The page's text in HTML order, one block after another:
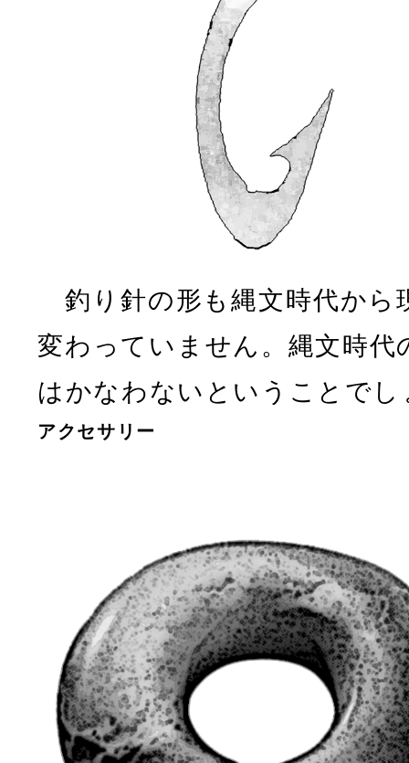
釣り針の形も縄文時代から
変わっていません。縄文時
はかなわないということでし
アクセサリー